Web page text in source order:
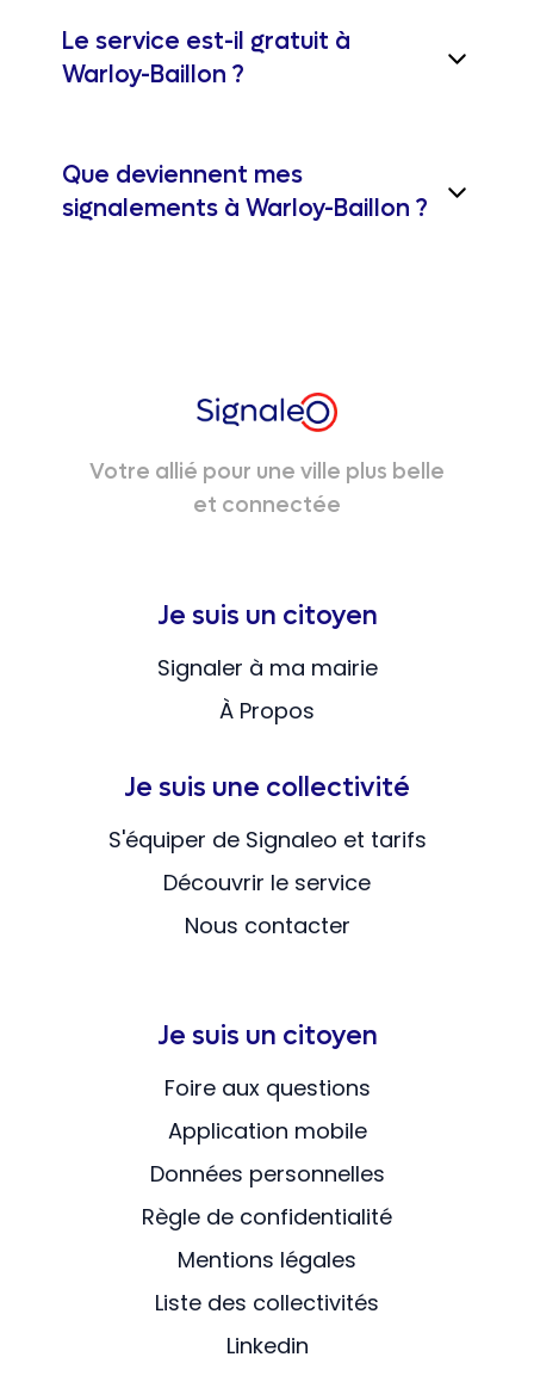
Le service est-il gratuit à
Warloy-Baillon ?
Que deviennent mes
signalements à Warloy-Baillon ?
Votre allié pour une ville plus belle
et connectée
Je suis un citoyen
Signaler à ma mairie
À Propos
Je suis une collectivité
S'équiper de Signaleo et tarifs
Découvrir le service
Nous contacter
Je suis un citoyen
Foire aux questions
Application mobile
Données personnelles
Règle de confidentialité
Mentions légales
Liste des collectivités
Linkedin